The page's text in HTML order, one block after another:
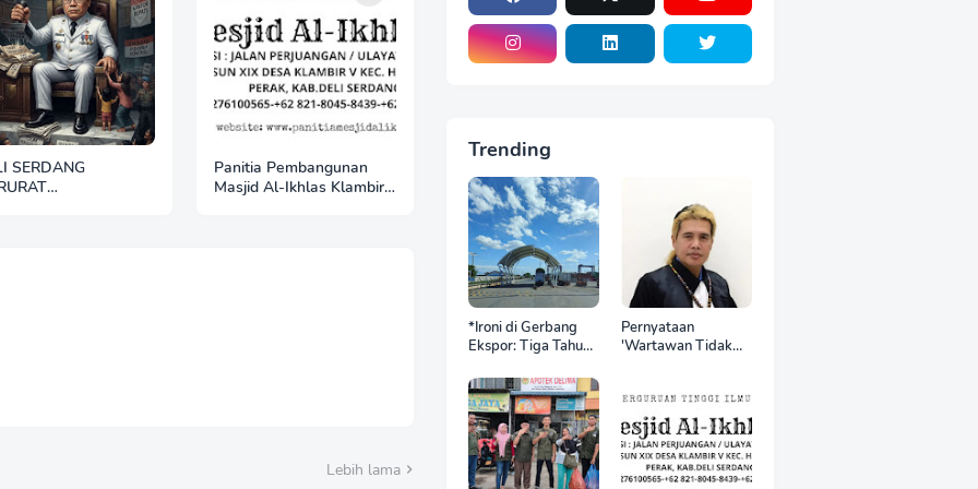
SERDANG
Panitia Pembangunan
Masjid Al-Ikhlas Klambir
Lebih lama
Trending
*Ironi di Gerbang
Ekspor: Tiga Tahun
BNCT, Upah Pekerja
Sektor Internasional
Justru Anjlok di
Bawah Sektor
Domestik*
Pernyataan
'Wartawan Tidak
Polisi, Ketum SPASI
Jelani Christo Kecam
Sikap Hotman Paris